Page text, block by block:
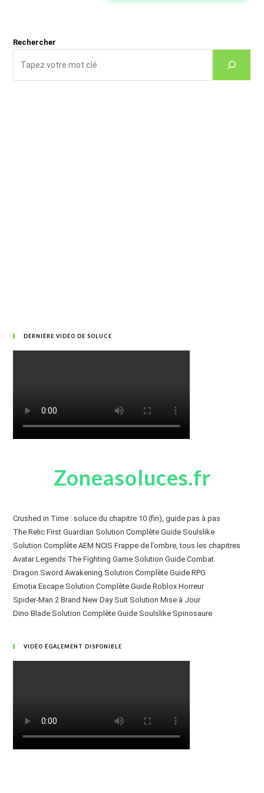
Rechercher
DERNIÈRE VIDÉO DE SOLUCE
Zoneasoluces.fr
Crushed in Time : soluce du chapitre 10 (fin), guide pas à pas
The Relic First Guardian Solution Complète Guide Soulslike
Solution Complète AEM NCIS Frappe de l’ombre, tous les chapitres
Avatar Legends The Fighting Game Solution Guide Combat
Dragon Sword Awakening Solution Complète Guide RPG
Emotia Escape Solution Complète Guide Roblox Horreur
Spider-Man 2 Brand New Day Suit Solution Mise à Jour
Dino Blade Solution Complète Guide Soulslike Spinosaure
VIDÉO ÉGALEMENT DISPONIBLE